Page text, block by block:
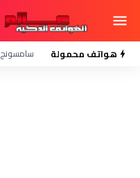
هواتف محمولة سامسونج